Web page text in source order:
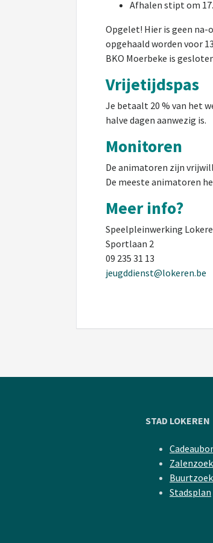
Afhalen stipt om
Opgelet! Hier is geen
opgehaald worden voor
BKO Moerbeke is
Vrijetijdspas
Je betaalt 20 % van het
halve dagen aanwezig is.
Monitoren
De animatoren zijn
De meeste animatoren
Meer info?
Speelpleinwerking
Sportlaan 2
09 235 31 13
jeugddienst@lokeren.be
STAD LOKEREN
Stadsplan